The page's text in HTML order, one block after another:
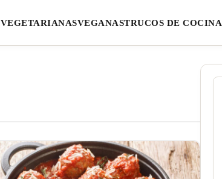
VEGETARIANASVEGANASTRUCOS DE COCINA